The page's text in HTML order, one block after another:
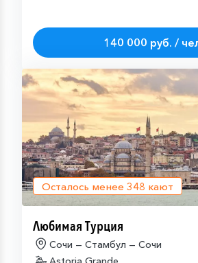
140 000 руб. /
Осталось менее 348 кают
Любимая Турция
Сочи — Стамбул — Сочи